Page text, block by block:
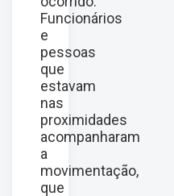
Funcionários
e
pessoas
que
estavam
nas
proximidades
acompanharam
a
movimentação,
que